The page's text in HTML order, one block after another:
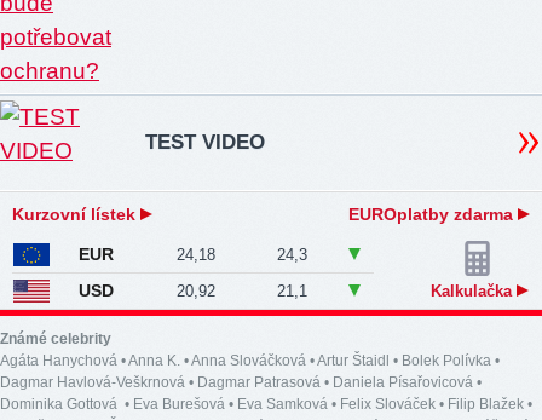
TEST VIDEO
Kurzovní lístek EUROplatby zdarma
EUR 24,18 24,3
USD 20,92 21,1 Kalkulačka
Známé celebrity
Agáta Hanychová •Anna K. •Anna Slováčková •Artur Štaidl • Bolek Polívka •
Dagmar Havlová-Veškrnová • Dagmar Patrasová • Daniela Písařovicová •
Dominika Gottová • Eva Burešová • Eva Samková • Felix Slováček • Filip Blažek •